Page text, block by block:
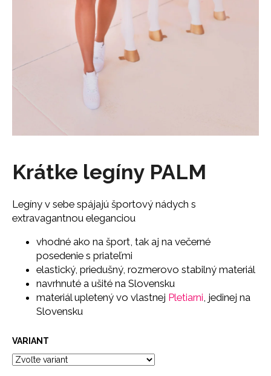
Krátke legíny PALM
Legíny v sebe spájajú športový nádych s
extravagantnou eleganciou
vhodné ako na šport, tak aj na večerné
posedenie s priateľmi
elastický, priedušný, rozmerovo stabilný materiál
navrhnuté a ušité na Slovensku
materiál upletený vo vlastnej Pletiarni, jedinej na
Slovensku
VARIANT
d
p
SEAMLESS
PINK